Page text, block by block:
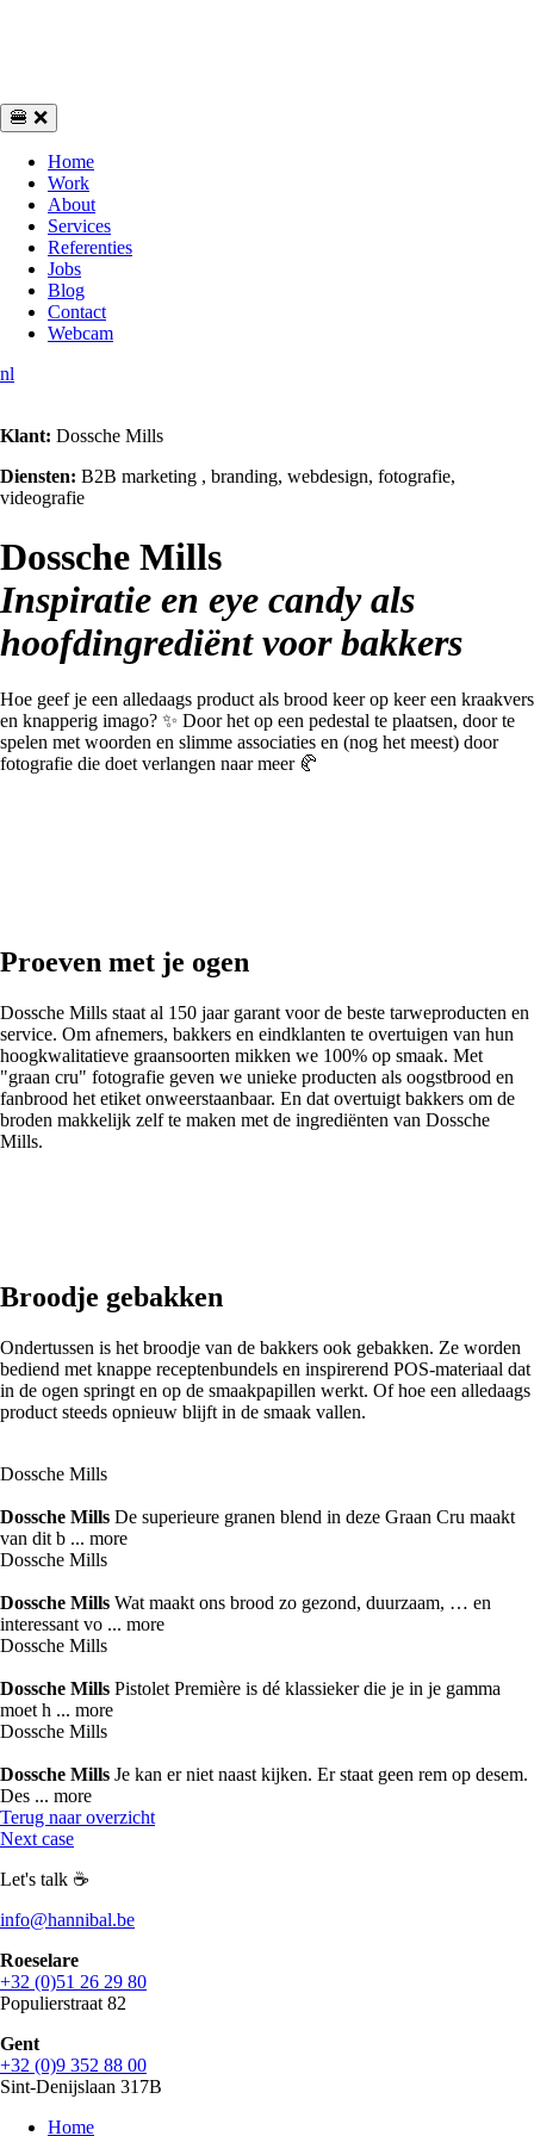
🍔 ❌
Home
Work
About
Services
Referenties
Jobs
Blog
Contact
Webcam
nl
Klant: Dossche Mills
Diensten: B2B marketing , branding, webdesign, fotografie,
videografie
Dossche Mills
Inspiratie en eye candy als
hoofdingrediënt voor bakkers
Hoe geef je een alledaags product als brood keer op keer een kraakvers
en knapperig imago? ✨ Door het op een pedestal te plaatsen, door te
spelen met woorden en slimme associaties en (nog het meest) door
fotografie die doet verlangen naar meer 🥐
Proeven met je ogen
Dossche Mills staat al 150 jaar garant voor de beste tarweproducten en
service. Om afnemers, bakkers en eindklanten te overtuigen van hun
hoogkwalitatieve graansoorten mikken we 100% op smaak. Met
"graan cru" fotografie geven we unieke producten als oogstbrood en
fanbrood het etiket onweerstaanbaar. En dat overtuigt bakkers om de
broden makkelijk zelf te maken met de ingrediënten van Dossche
Mills.
Broodje gebakken
Ondertussen is het broodje van de bakkers ook gebakken. Ze worden
bediend met knappe receptenbundels en inspirerend POS-materiaal dat
in de ogen springt en op de smaakpapillen werkt. Of hoe een alledaags
product steeds opnieuw blijft in de smaak vallen.
Dossche Mills
Dossche Mills De superieure granen blend in deze Graan Cru maakt
van dit b ... more
Dossche Mills
Dossche Mills Wat maakt ons brood zo gezond, duurzaam, … en
interessant vo ... more
Dossche Mills
Dossche Mills Pistolet Première is dé klassieker die je in je gamma
moet h ... more
Dossche Mills
Dossche Mills Je kan er niet naast kijken. Er staat geen rem op desem.
Des ... more
Terug naar overzicht
Next case
Let's talk ☕
info@hannibal.be
Roeselare
+32 (0)51 26 29 80
Populierstraat 82
Gent
+32 (0)9 352 88 00
Sint-Denijslaan 317B
Home